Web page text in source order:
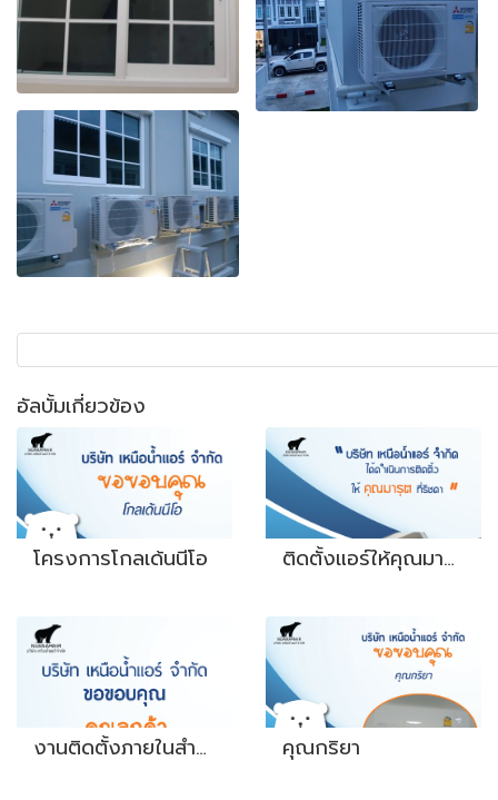
อัลบั้มเกี่ยวข้อง
โครงการโกลเด้นนีโอ ติดตั้งแอร์ให้คุณมารุต ที่รัชดา
งานติดตั้งภายในสำนักงาน คุณกริยา